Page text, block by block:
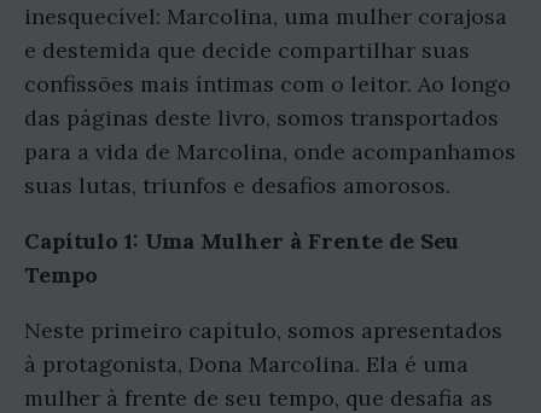
inesquecível: Marcolina, uma mulher corajosa
e destemida que decide compartilhar suas
confissões mais íntimas com o leitor. Ao longo
das páginas deste livro, somos transportados
para a vida de Marcolina, onde acompanhamos
suas lutas, triunfos e desafios amorosos.
Capítulo 1: Uma Mulher à Frente de Seu
Tempo
Neste primeiro capítulo, somos apresentados
à protagonista, Dona Marcolina. Ela é uma
mulher à frente de seu tempo, que desafia as